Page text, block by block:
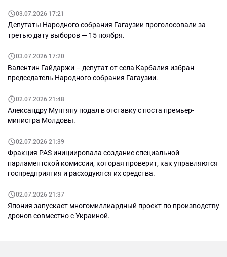
03.07.2026 17:21
Депутаты Народного собрания Гагаузии проголосовали за
третью дату выборов — 15 ноября.
03.07.2026 17:20
Валентин Гайдаржи – депутат от села Карбалия избран
председатель Народного собрания Гагаузии.
02.07.2026 21:48
Александру Мунтяну подал в отставку с поста премьер-
министра Молдовы.
02.07.2026 21:39
Фракция PAS инициировала создание специальной
парламентской комиссии, которая проверит, как управляются
госпредприятия и расходуются их средства.
02.07.2026 21:37
Япония запускает многомиллиардный проект по производству
дронов совместно с Украиной.